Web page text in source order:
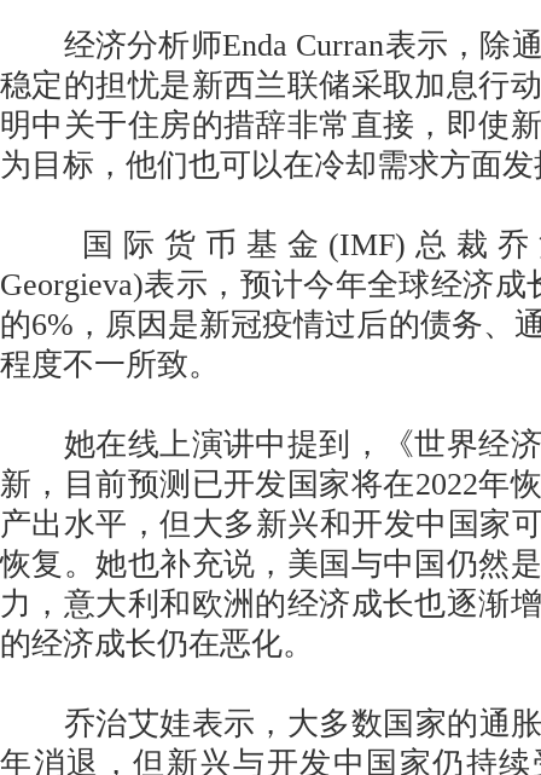
经济分析师Enda Curran表示，除
稳定的担忧是新西兰联储采取加息行
明中关于住房的措辞非常直接，即使
为目标，他们也可以在冷却需求方面
国际货币基金(IMF)总裁乔
Georgieva)表示，预计今年全球经济
的6%，原因是新冠疫情过后的债务、
程度不一所致。
她在线上演讲中提到，《世界经济
新，目前预测已开发国家将在2022年
产出水平，但大多新兴和开发中国家
恢复。她也补充说，美国与中国仍然
力，意大利和欧洲的经济成长也逐渐
的经济成长仍在恶化。
乔治艾娃表示，大多数国家的通胀
年消退，但新兴与开发中国家仍持